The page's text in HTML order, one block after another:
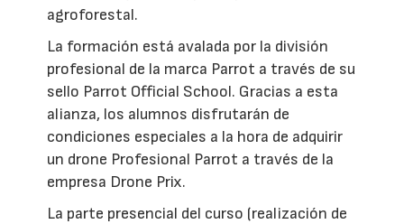
agroforestal.
La formación está avalada por la división
profesional de la marca Parrot a través de su
sello Parrot Official School. Gracias a esta
alianza, los alumnos disfrutarán de
condiciones especiales a la hora de adquirir
un drone Profesional Parrot a través de la
empresa Drone Prix.
La parte presencial del curso (realización de